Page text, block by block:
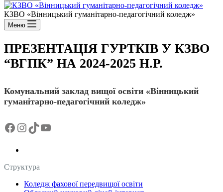
КЗВО «Вінницький гуманітарно-педагогічний коледж»
Меню
ПРЕЗЕНТАЦІЯ ГУРТКІВ У КЗВО
“ВГПК” НА 2024-2025 Н.Р.
Комунальний заклад вищої освіти «Вінницький
гуманітарно-педагогічний коледж»
Facebook
Instagram
TikTok
YouTube
Структура
Коледж фахової передвищої освіти